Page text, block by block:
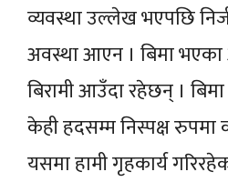
व्यवस्था उल्लेख भएपछि
अवस्था आएन । बिमा
बिरामी आउँदा रहेछन् ।
केही हदसम्म निस्पक्ष
यसमा हामी गृहकार्य